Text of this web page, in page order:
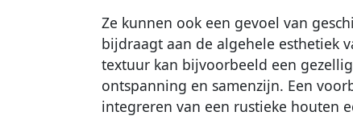
Ze kunnen ook een gevoel van
bijdraagt aan de algehele esthetiek
textuur kan bijvoorbeeld een
ontspanning en samenzijn. Een
integreren van een rustieke houten